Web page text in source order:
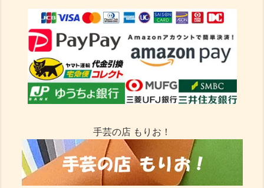
手芸の店 もりお！